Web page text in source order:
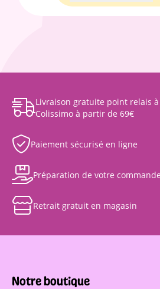
Livraison gratuite point relais
Colissimo à partir de 69€
Paiement sécurisé en ligne
Préparation de votre
Retrait gratuit en magasin
Notre boutique